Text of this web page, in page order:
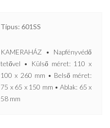
Típus: 601SS
KAMERAHÁZ • Napfényvédő
tetővel • Külső méret: 110 x
100 x 260 mm • Belső méret:
75 x 65 x 150 mm • Ablak: 65 x
58 mm